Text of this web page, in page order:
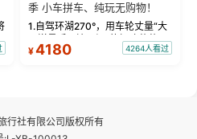
季 小车拼车、纯玩无购物！
1.自驾环湖270°，用车轮丈量“大
西洋最后一滴眼泪”的极致蔚蓝，
让雪山、花海与深邃湖水在转弯
¥4180 4264人看过
行社有限公司版权所有